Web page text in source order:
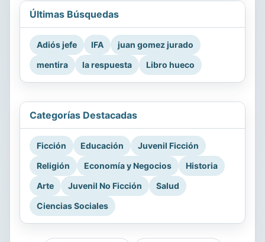
Últimas Búsquedas
Adiós jefe IFA
juan gomez jurado
mentira
la respuesta Libro hueco
Categorías Destacadas
Ficción Educación
Juvenil Ficción
Religión
Economía y Negocios
Historia
Arte
Juvenil No Ficción
Salud
Ciencias Sociales